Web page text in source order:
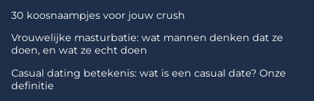
30 koosnaampjes voor jouw crush
Vrouwelijke masturbatie: wat mannen denken dat ze
doen, en wat ze echt doen
Casual dating betekenis: wat is een casual date? Onze
definitie